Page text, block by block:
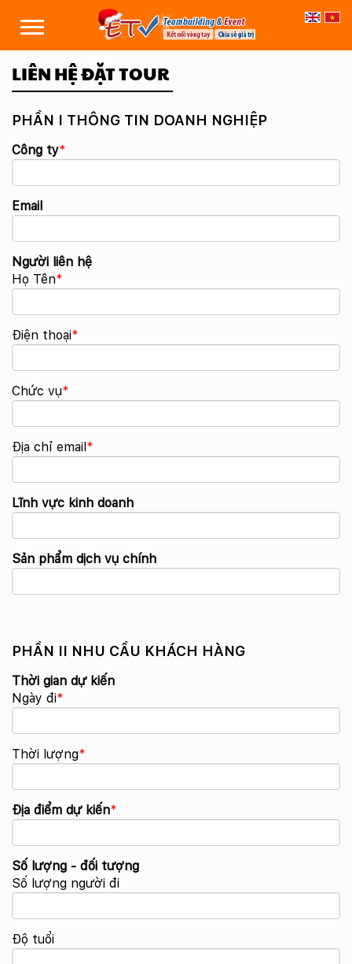
LIÊN HỆ ĐẶT TOUR
PHẦN I THÔNG TIN DOANH NGHIỆP
Công ty*
Email
Người liên hệ
Họ Tên*
Điện thoại*
Chức vụ*
Địa chỉ email*
Lĩnh vực kinh doanh
Sản phẩm dịch vụ chính
PHẦN II NHU CẦU KHÁCH HÀNG
Thời gian dự kiến
Ngày đi*
Thời lượng*
Địa điểm dự kiến*
Số lượng - đối tượng
Số lượng người đi
Độ tuổi